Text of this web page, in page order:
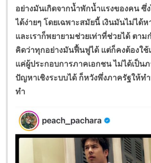
อย่างมันเกิดจากน้ำพักน้ำแรงของคน ซึ่
ได้ง่ายๆ โดยเฉพาะสมัยนี้ เงินมันไม่ได้ห
และเราก็พยายามช่วยเท่าที่ช่วยได้ ตาม
คิดว่าทุกอย่างมันฟื้นฟูได้ แต่ก็คงต้องใช้เ
แค่ผู้ประกอบการภาคเอกชน ไม่ได้เป็น
ปัญหาเชิงระบบได้ ก็หวังพึ่งภาครัฐให้ท
ทำ